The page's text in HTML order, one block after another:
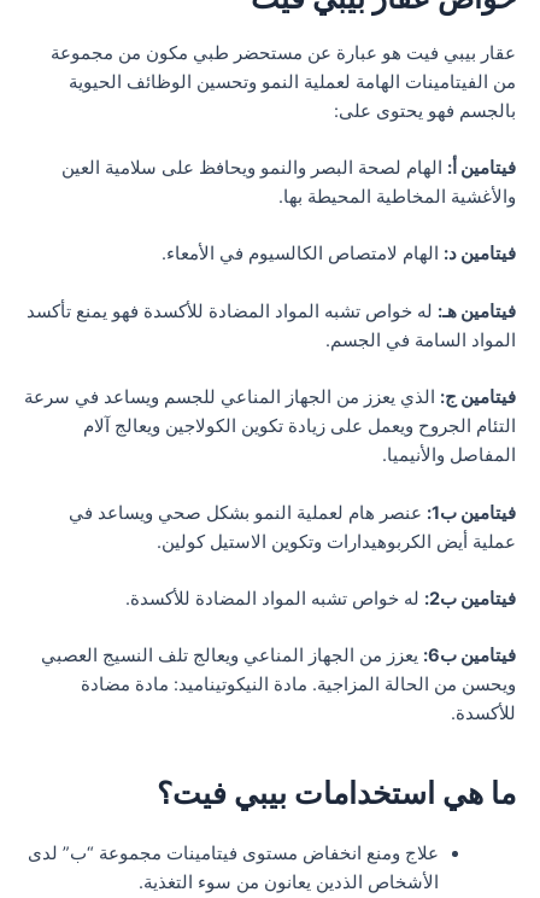
عقار بيبي فيت هو عبارة عن مستحضر طبي مكون من مجموعة
من الفيتامينات الهامة لعملية النمو وتحسين الوظائف الحيوية
بالجسم فهو يحتوى على:
فيتامين أ: الهام لصحة البصر والنمو ويحافظ على سلامية العين
والأغشية المخاطية المحيطة بها.
فيتامين د: الهام لامتصاص الكالسيوم في الأمعاء.
فيتامين هـ: له خواص تشبه المواد المضادة للأكسدة فهو يمنع تأكسد
المواد السامة في الجسم.
فيتامين ج: الذي يعزز من الجهاز المناعي للجسم ويساعد في سرعة
التئام الجروح ويعمل على زيادة تكوين الكولاجين ويعالج آلام
المفاصل والأنيميا.
فيتامين ب1:
عنصر هام لعملية النمو بشكل صحي ويساعد في
عملية أيض الكربوهيدارات وتكوين الاستيل كولين.
فيتامين ب2: له خواص تشبه المواد المضادة للأكسدة.
فيتامين ب6:
يعزز من الجهاز المناعي ويعالج تلف النسيج العصبي
ويحسن من الحالة المزاجية. مادة النيكوتيناميد: مادة مضادة
للأكسدة.
ما هي استخدامات بيبي فيت؟
علاج ومنع انخفاض مستوى فيتامينات مجموعة “ب” لدى
الأشخاص الذدين يعانون من سوء التغذية.